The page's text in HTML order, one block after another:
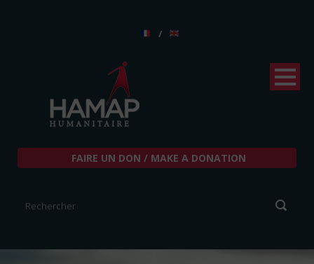
/
FAIRE UN DON / MAKE A DONATION